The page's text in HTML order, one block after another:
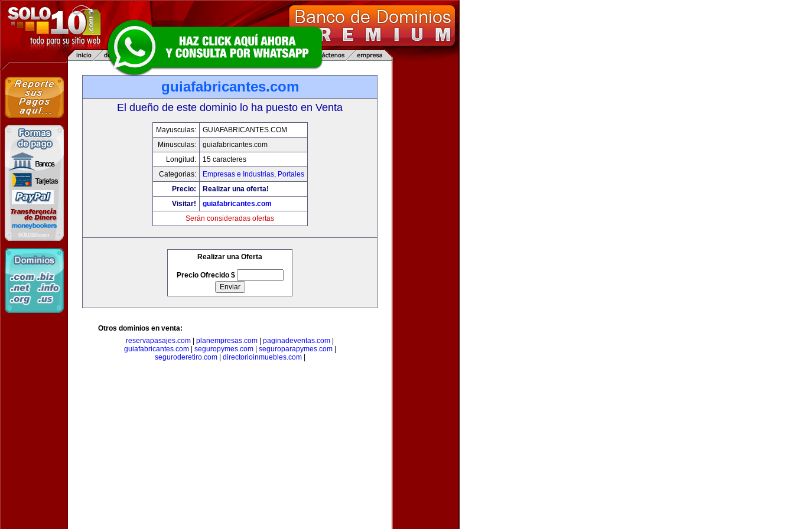
guiafabricantes.com
El dueño de este dominio lo ha puesto en Venta
Mayusculas:
GUIAFABRICANTES.COM
Minusculas:
guiafabricantes.com
Longitud:
15 caracteres
Categorias:
Empresas e Industrias, Portales
Precio:
Realizar una oferta!
Visitar!
guiafabricantes.com
Serán consideradas ofertas
Realizar una Oferta
Precio Ofrecido $
Otros dominios en venta:
reservapasajes.com
planempresas.com paginadeventas.com
guiafabricantes.com| seguropymes.com| seguroparapymes.com|
seguroderetiro.com| directorioinmuebles.com|